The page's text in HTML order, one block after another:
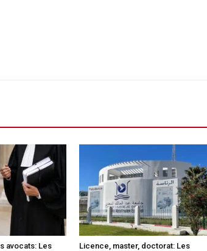
avocats: Les
Licence, master, doctorat: Les